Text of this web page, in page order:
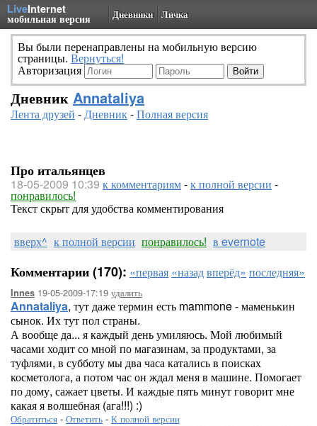
LiveInternet
мобильная версия Дневники Личка
Вы были перенаправлены на мобильную версию
страницы. Вернуться!
Авторизация
Дневник Annataliya
Лента друзей -Дневник-Полная версия
Про итальянцев
18-05-2009 10:39 к комментариям-к полной версии -
понравилось!
Текст скрыт для удобства комментирования
вверх^ к полной версии понравилось! в evernote
Комментарии (170): «первая «назадвперёд» последняя»
Innes 19-05-2009-17:19 удалить
Annataliya, тут даже термин есть mammone - маменькин
сынок. Их тут пол страны.
А вообще да... я каждый день умиляюсь. Мой любимый
часами ходит со мной по магазинам, за продуктами, за
туфлями, в субботу мы два часа катались в поисках
косметолога, а потом час он ждал меня в машине. Помогает
по дому, сажает цветы. И каждые пять минут говорит мне
какая я волшебная (ага!!!) :)
Обратиться - Ответить - К полной версии